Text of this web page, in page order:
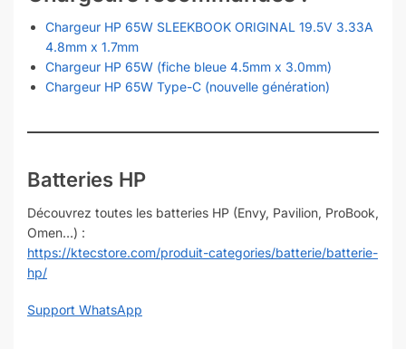
Chargeur HP 65W SLEEKBOOK ORIGINAL 19.5V 3.33A
4.8mm x 1.7mm
Chargeur HP 65W (fiche bleue 4.5mm x 3.0mm)
Chargeur HP 65W Type-C (nouvelle génération)
Batteries HP
Découvrez toutes les batteries HP (Envy, Pavilion, ProBook,
Omen…) :
https://ktecstore.com/produit-categories/batterie/batterie-
hp/
Support WhatsApp